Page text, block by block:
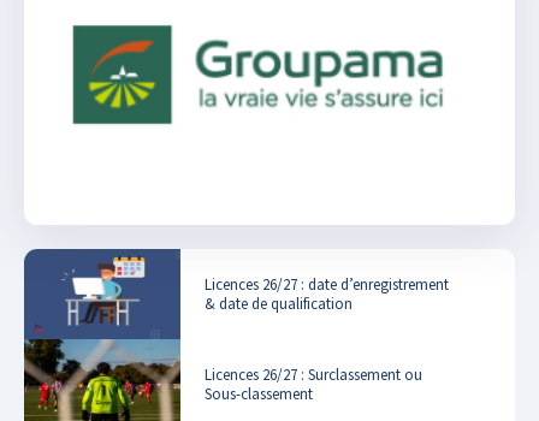
Licences 26/27 : date d’enregistrement
& date de qualification
Licences 26/27 : Surclassement ou
Sous-classement